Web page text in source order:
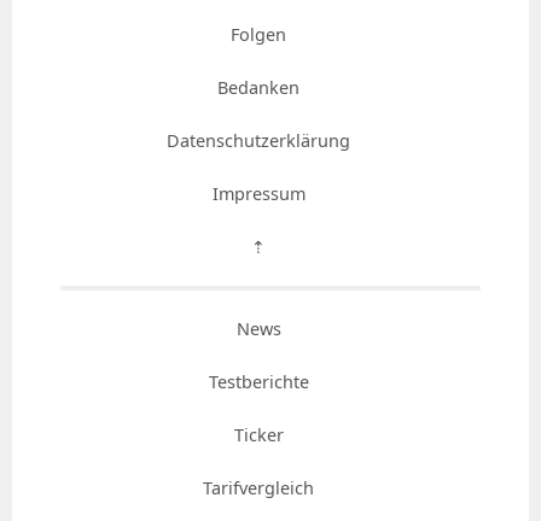
Folgen
Bedanken
Datenschutzerklärung
Impressum
⇡
News
Testberichte
Ticker
Tarifvergleich